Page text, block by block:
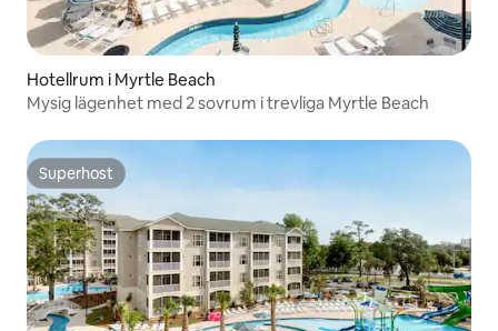
Hotellrum i Myrtle Beach
Mysig lägenhet med 2 sovrum i trevliga Myrtle Beach
Superhost
Superhost